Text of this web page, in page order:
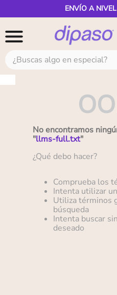
ENVÍO A
¿Buscas algo en especial?
No encontramos
"llms-full.txt"
¿Qué debo hacer?
Comprueba los
Intenta utilizar
Utiliza términos
búsqueda
Intenta buscar
deseado